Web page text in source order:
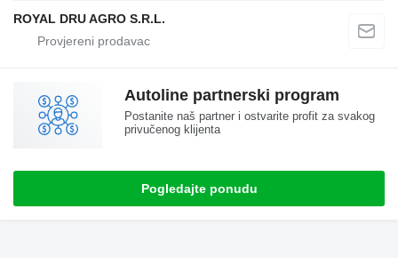
ROYAL DRU AGRO S.R.L.
Autoline partnerski program
Postanite naš partner i ostvarite profit za svakog
privučenog klijenta
Pogledajte ponudu